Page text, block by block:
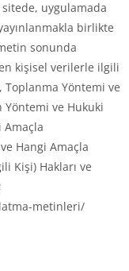
uygulamada
birlikte
sonunda
kişisel verilerle ilgili
Toplanma Yöntemi ve
Yöntemi ve Hukuki
Amaçla
Hangi Amaçla
Kişi) Hakları ve
metinleri/